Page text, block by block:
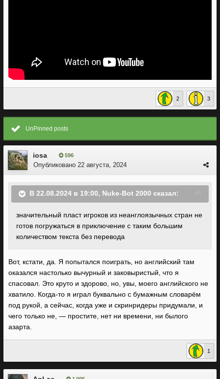
2 3
UnPinned posts
iosa 596
Опубликовано 22 августа, 2024
В 22.08.2024 в 19:00, Nuke-Bot 2000 сказал:
значительный пласт игроков из неанглоязычных стран не
готов погружаться в приключение с таким большим
количеством текста без перевода
Вот, кстати, да. Я попытался поиграть, но английский там
оказался настолько вычурный и заковыристый, что я
спасовал. Это круто и здорово, но, увы, моего английского не
хватило. Когда-то я играл буквально с бумажным словарём
под рукой, а сейчас, когда уже и скринридеры придумали, и
чего только не, — простите, нет ни времени, ни былого
азарта.
1